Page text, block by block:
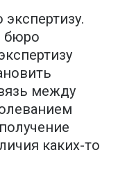
бюро
между
каких-то